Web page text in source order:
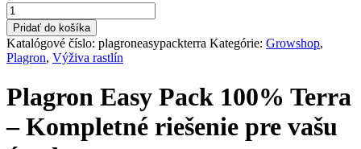
množstvo
Plagron
Easy
Pack
Terra
ml
-
Sada
hnojív
Pridať do košíka
Katalógové číslo: plagroneasypackterra Kategórie: Growshop,
Plagron, Výživa rastlín
Plagron Easy Pack 100% Terra
– Kompletné riešenie pre vašu